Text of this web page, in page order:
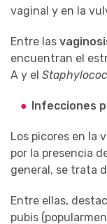
vaginal y en la
Entre las
encuentran el
A y el
Infecciones
Los picores en la
por la presencia
general, se trata
Entre ellas,
pubis